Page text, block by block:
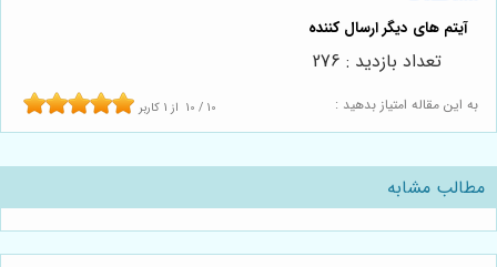
به این مقاله امتیاز بدهید : 10 / 10 از 1 کاربر
تعداد بازدید : 276
مطالب مشابه